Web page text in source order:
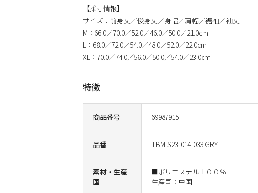
商品番号 69987915
品番 TBM-S23-014-033 GRY
素材・生産
国
■ポリエステル１００％
生産国：中国
【採寸情報】
サイズ：前身丈／後身丈／身幅／肩幅／裾袖／袖丈
M：66.0／70.0／52.0／46.0／50.0／21.0cm
L：68.0／72.0／54.0／48.0／52.0／22.0cm
XL：70.0／74.0／56.0／50.0／54.0／23.0cm
特徴